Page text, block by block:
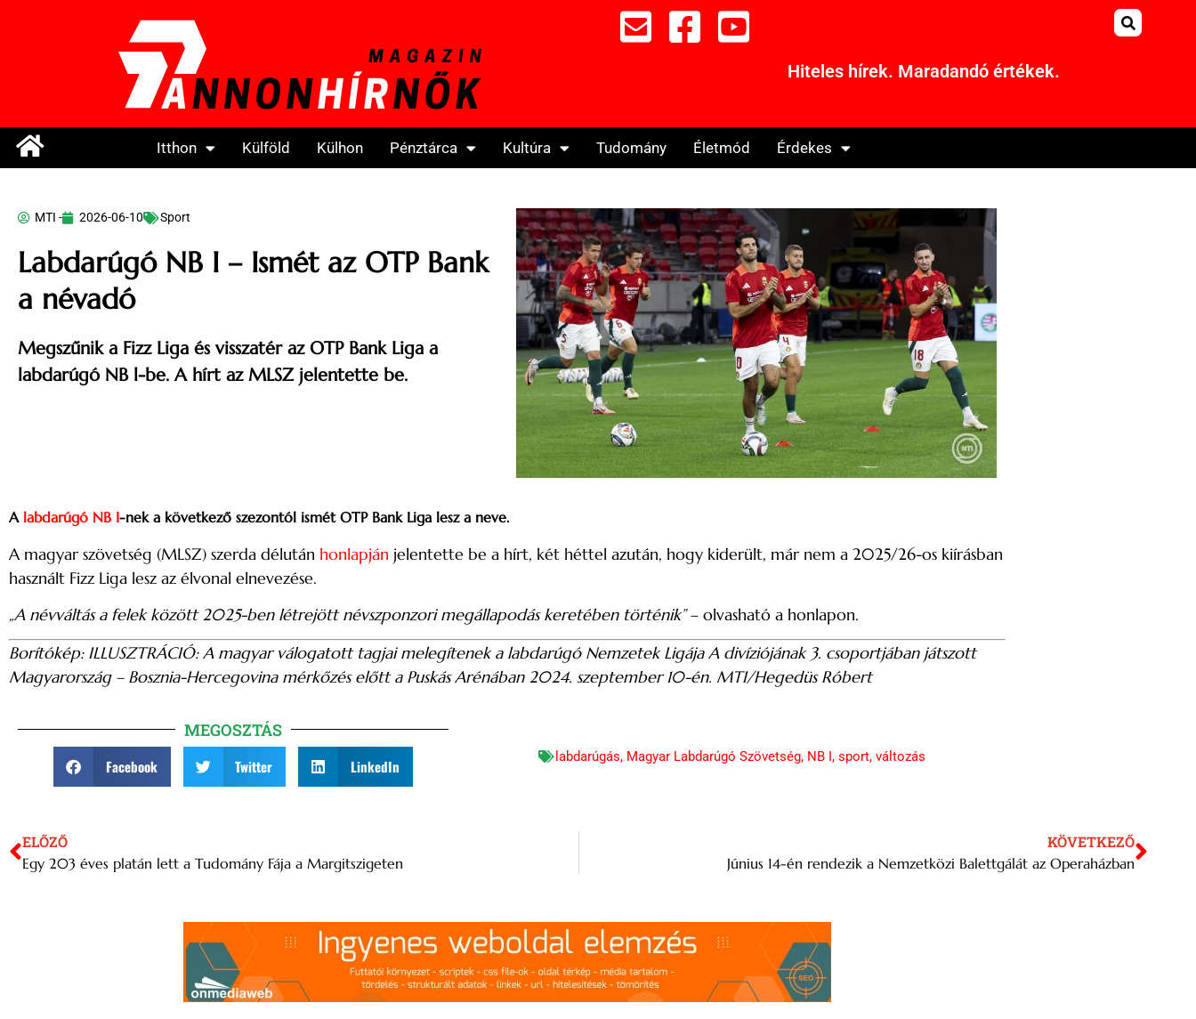
Hiteles hírek. Maradandó értékek.
Itthon Külföld Külhon Pénztárca Kultúra Tudomány Életmód Érdekes
MTI - 2026-06-10 Sport
Labdarúgó NB I – Ismét az OTP Bank
a névadó
Megszűnik a Fizz Liga és visszatér az OTP Bank Liga a
labdarúgó NB l-be. A hírt az MLSZ jelentette be.
A labdarúgó NB I-nek a következő szezontól ismét OTP Bank Liga lesz a neve.
A magyar szövetség (MLSZ) szerda délután honlapján jelentette be a hírt, két héttel azután, hogy kiderült, már nem a 2025/26-os kiírásban
használt Fizz Liga lesz az élvonal elnevezése.
„A névváltás a felek között 2025-ben létrejött névszponzori megállapodás keretében történik”– olvasható a honlapon.
Borítókép: ILLUSZTRÁCIÓ: A magyar válogatott tagjai melegítenek a labdarúgó Nemzetek Ligája A divíziójának 3. csoportjában játszott
Magyarország – Bosznia-Hercegovina mérkőzés előtt a Puskás Arénában 2024. szeptember 10-én. MTI/Hegedüs Róbert
MEGOSZTÁS
Facebook Twitter LinkedIn
labdarúgás, Magyar Labdarúgó Szövetség, NB I, sport, változás
ELŐZŐ
Egy 203 éves platán lett a Tudomány Fája a Margitszigeten
KÖVETKEZŐ
Június 14-én rendezik a Nemzetközi Balettgálát az Operaházban